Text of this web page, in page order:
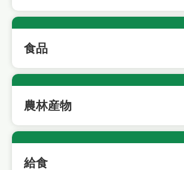
食品
農林産物
給食